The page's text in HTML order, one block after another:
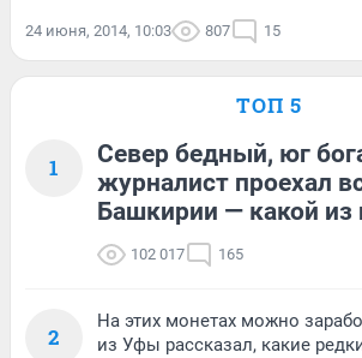
24 июня, 2014, 10:03 807 15
ТОП 5
1
Север бедный, юг
журналист проехал
Башкирии — какой из
102 017 165
2
На этих монетах можно
из Уфы рассказал, какие